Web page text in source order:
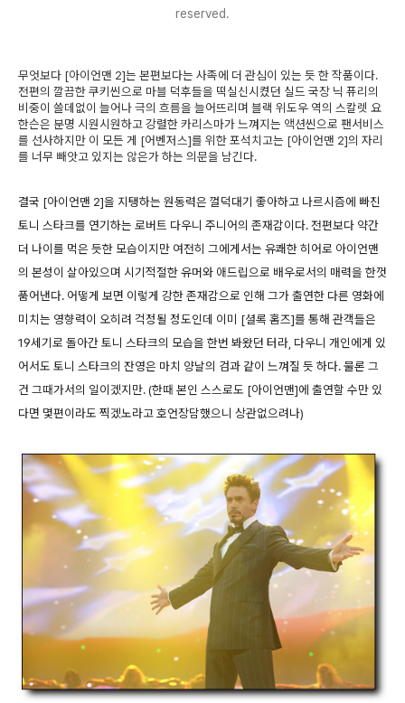
reserved.
무엇보다 [아이언맨 2]는 본편보다는 사족에 더 관심이 있는 듯 한 작품이다.
전편의 깔끔한 쿠키씬으로 마블 덕후들을 떡실신시켰던 실드 국장 닉 퓨리의
비중이 쓸데없이 늘어나 극의 흐름을 늘어뜨리며 블랙 위도우 역의 스칼렛 요
한슨은 분명 시원시원하고 강렬한 카리스마가 느껴지는 액션씬으로 팬서비스
를 선사하지만 이 모든 게 [어벤저스]를 위한 포석치고는 [아이언맨 2]의 자리
를 너무 빼앗고 있지는 않은가 하는 의문을 남긴다.
결국 [아이언맨 2]을 지탱하는 원동력은 껄덕대기 좋아하고 나르시즘에 빠진
토니 스타크를 연기하는 로버트 다우니 주니어의 존재감이다. 전편보다 약간
더 나이를 먹은 듯한 모습이지만 여전히 그에게서는 유쾌한 히어로 아이언맨
의 본성이 살아있으며 시기적절한 유머와 애드립으로 배우로서의 매력을 한껏
품어낸다. 어떻게 보면 이렇게 강한 존재감으로 인해 그가 출연한 다른 영화에
미치는 영향력이 오히려 걱정될 정도인데 이미 [셜록 홈즈]를 통해 관객들은
19세기로 돌아간 토니 스타크의 모습을 한번 봐왔던 터라, 다우니 개인에게 있
어서도 토니 스타크의 잔영은 마치 양날의 검과 같이 느껴질 듯 하다. 물론 그
건 그때가서의 일이겠지만. (한때 본인 스스로도 [아이언맨]에 출연할 수만 있
다면 몇편이라도 찍겠노라고 호언장담했으니 상관없으려나)